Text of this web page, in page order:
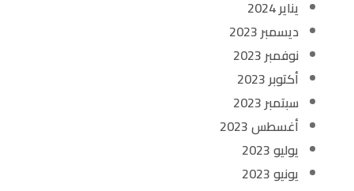
يناير 2024
ديسمبر 2023
نوفمبر 2023
أكتوبر 2023
سبتمبر 2023
أغسطس 2023
يوليو 2023
يونيو 2023